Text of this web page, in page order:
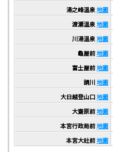
湯之峰溫泉地圖
渡瀨溫泉地圖
川湯溫泉地圖
龜屋前地圖
富士屋前地圖
請川地圖
大日越登山口地圖
大齋原前地圖
本宮行政局前地圖
本宮大社前地圖